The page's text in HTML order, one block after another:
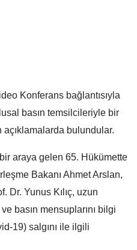
Konferans bağlantısıyla
basın temsilcileriyle bir
bulundular.
araya gelen 65. Hükümette
Bakanı Ahmet Arslan,
Dr. Yunus Kılıç, uzun
basın mensuplarını bilgi
19) salgını ile ilgili